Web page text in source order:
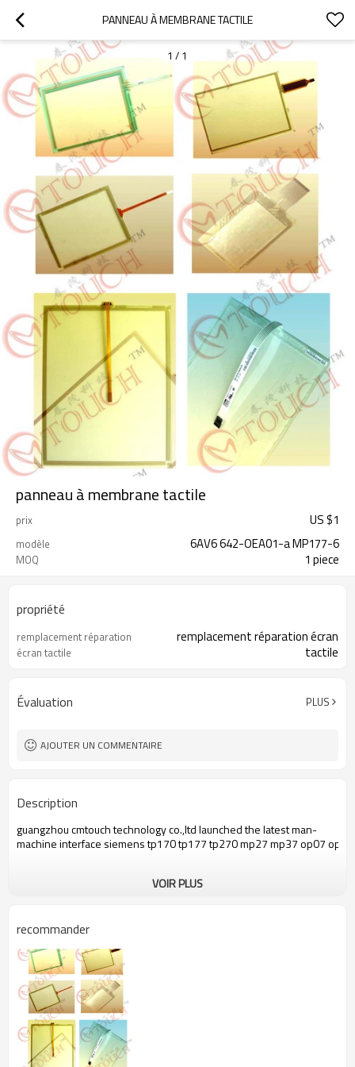
PANNEAU À MEMBRANE TACTILE
1 / 1
panneau à membrane tactile
prix US $1
modèle 6AV6 642-OEA01-a MP177-6
MOQ 1 piece
propriété
remplacement réparation
écran tactile
remplacement réparation écran
tactile
Évaluation PLUS
AJOUTER UN COMMENTAIRE
Description
guangzhou cmtouch technology co.,ltd launched the latest man-
machine interface siemens tp170 tp177 tp270 mp27 mp37 op07
VOIR PLUS
recommander